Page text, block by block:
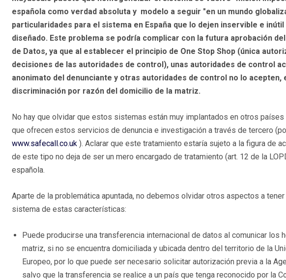
española como verdad absoluta y modelo a seguir "en un mundo
particularidades para el sistema en España que lo dejen inservible e
diseñado. Este problema se podría complicar con la futura aprobación
de Datos, ya que al establecer el principio de One Stop Shop (única
decisiones de las autoridades de control), unas autoridades de control
anonimato del denunciante y otras autoridades de control no lo acepten,
discriminación por razón del domicilio de la matriz.
No hay que olvidar que estos sistemas están muy implantados en otros
que ofrecen estos servicios de denuncia e investigación a través de tercero
www.safecall.co.uk ). Aclarar que este tratamiento estaría sujeto a la figura de
de este tipo no deja de ser un mero encargado de tratamiento (art. 12 de la
española.
Aparte de la problemática apuntada, no debemos olvidar otros aspectos a tener
sistema de estas características:
Puede producirse una transferencia internacional de datos al comunicar los
matriz, si no se encuentra domiciliada y ubicada dentro del territorio de la
Europeo, por lo que puede ser necesario solicitar autorización previa a la
salvo que la transferencia se realice a un país que tenga reconocido por la